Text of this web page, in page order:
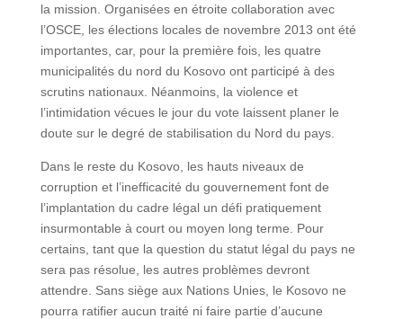
la mission. Organisées en étroite collaboration avec
l’OSCE, les élections locales de novembre 2013 ont été
importantes, car, pour la première fois, les quatre
municipalités du nord du Kosovo ont participé à des
scrutins nationaux. Néanmoins, la violence et
l’intimidation vécues le jour du vote laissent planer le
doute sur le degré de stabilisation du Nord du pays.
Dans le reste du Kosovo, les hauts niveaux de
corruption et l’inefficacité du gouvernement font de
l’implantation du cadre légal un défi pratiquement
insurmontable à court ou moyen long terme. Pour
certains, tant que la question du statut légal du pays ne
sera pas résolue, les autres problèmes devront
attendre. Sans siège aux Nations Unies, le Kosovo ne
pourra ratifier aucun traité ni faire partie d’aucune